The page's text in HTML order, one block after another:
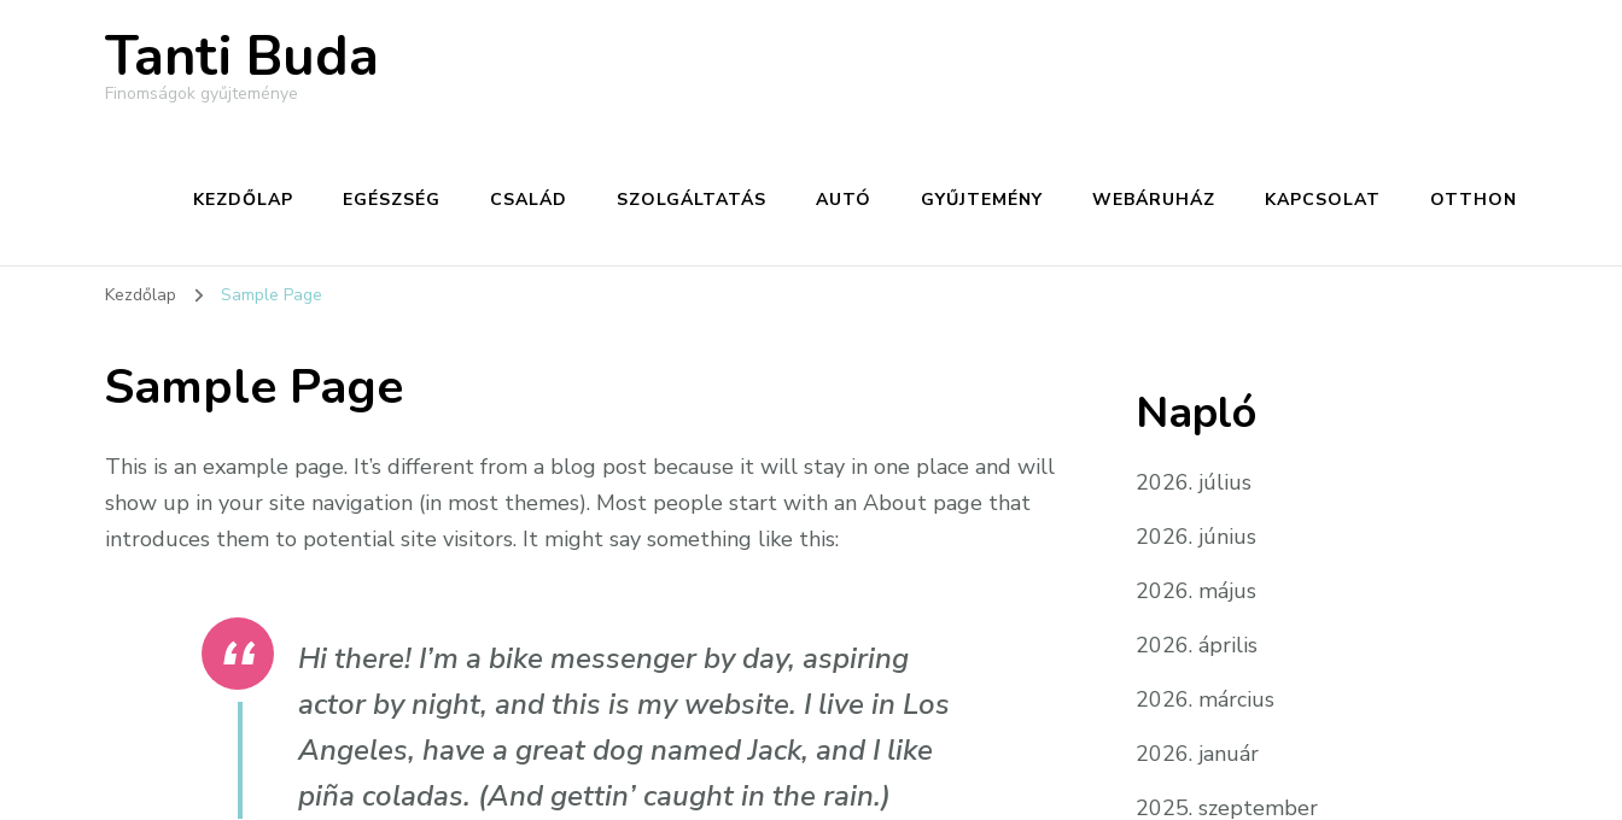
Tanti Buda
Finomságok gyűjteménye
KEZDŐLAP EGÉSZSÉG CSALÁD SZOLGÁLTATÁS AUTÓ GYŰJTEMÉNY WEBÁRUHÁZ KAPCSOLAT OTTHON
Kezdőlap Sample Page
Sample Page
This is an example page. It’s different from a blog post because it will stay in one place and will
show up in your site navigation (in most themes). Most people start with an About page that
introduces them to potential site visitors. It might say something like this:
Hi there! I’m a bike messenger by day, aspiring
actor by night, and this is my website. I live in Los
Angeles, have a great dog named Jack, and I like
piña coladas. (And gettin’ caught in the rain.)
Napló
2026. július
2026. június
2026. május
2026. április
2026. március
2026. január
2025. szeptember